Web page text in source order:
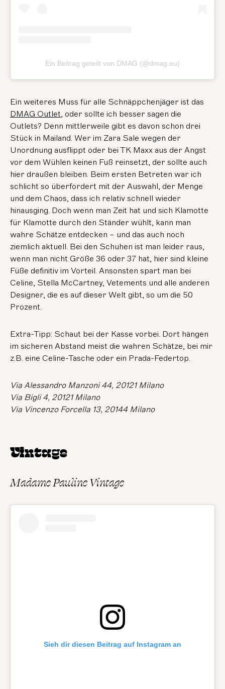
Ein Beitrag geteilt von DMAG (@dmag.eu)
Ein weiteres Muss für alle Schnäppchenjäger ist das
DMAG Outlet, oder sollte ich besser sagen die
Outlets? Denn mittlerweile gibt es davon schon drei
Stück in Mailand. Wer im Zara Sale wegen der
Unordnung ausflippt oder bei TK Maxx aus der Angst
vor dem Wühlen keinen Fuß reinsetzt, der sollte auch
hier draußen bleiben. Beim ersten Betreten war ich
schlicht so überfordert mit der Auswahl, der Menge
und dem Chaos, dass ich relativ schnell wieder
hinausging. Doch wenn man Zeit hat und sich Klamotte
für Klamotte durch den Ständer wühlt, kann man
wahre Schätze entdecken – und das auch noch
ziemlich aktuell. Bei den Schuhen ist man leider raus,
wenn man nicht Größe 36 oder 37 hat, hier sind kleine
Füße definitiv im Vorteil. Ansonsten spart man bei
Celine, Stella McCartney, Vetements und alle anderen
Designer, die es auf dieser Welt gibt, so um die 50
Prozent.
Extra-Tipp: Schaut bei der Kasse vorbei. Dort hängen
im sicheren Abstand meist die wahren Schätze, bei mir
z.B. eine Celine-Tasche oder ein Prada-Federtop.
Via Alessandro Manzoni 44, 20121 Milano
Via Bigli 4, 20121 Milano
Via Vincenzo Forcella 13, 20144 Milano
Vintage
Madame Pauline Vintage
Sieh dir diesen Beitrag auf Instagram an